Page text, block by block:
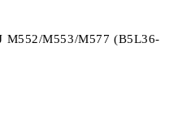
M552/M553/M577 (B5L36-